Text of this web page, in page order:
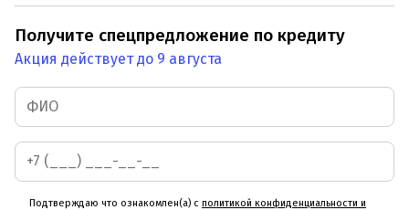
Получите спецпредложение по кредиту
Акция действует до 9 августа
Подтверждаю что ознакомлен(а) с политикой конфиденциальности и